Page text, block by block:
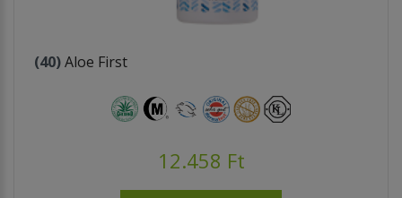
(40)Aloe First
12.458 Ft